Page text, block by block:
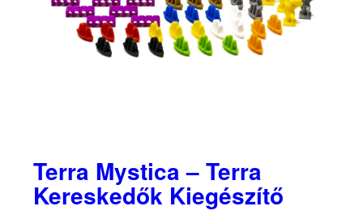
Terra Mystica – Terra
Kereskedők Kiegészítő